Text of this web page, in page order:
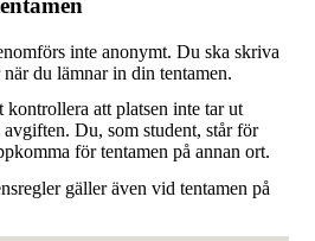
inte anonymt. Du ska skriva
du lämnar in din tentamen.
att platsen inte tar ut
Du, som student, står för
för tentamen på annan ort.
gäller även vid tentamen på